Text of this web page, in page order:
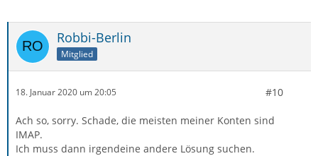
Robbi-Berlin
Mitglied
18. Januar 2020 um 20:05 #10
Ach so, sorry. Schade, die meisten meiner Konten sind
IMAP.
Ich muss dann irgendeine andere Lösung suchen.